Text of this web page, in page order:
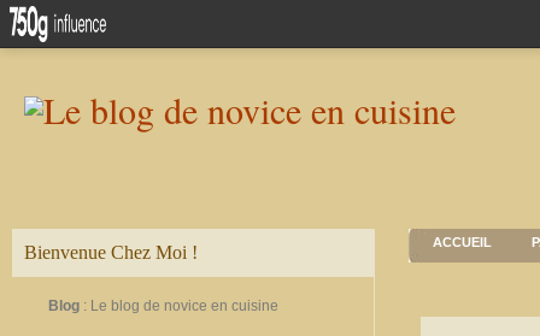
Bienvenue Chez Moi !
Blog : Le blog de novice en cuisine
ACCUEIL